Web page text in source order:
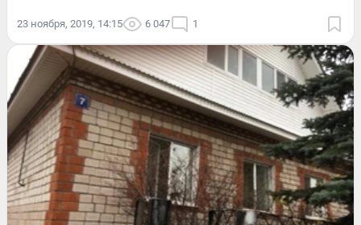
23 ноября, 2019, 14:15 6 047 1